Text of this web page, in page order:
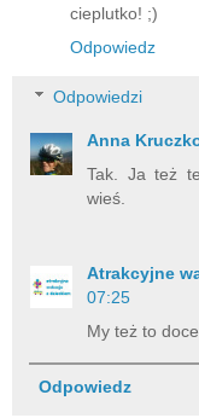
cieplutko! ;)
Odpowiedz
Odpowiedzi
Anna
Tak. Ja też
wieś.
Atrakcyjne
07:25
My też to
Odpowiedz